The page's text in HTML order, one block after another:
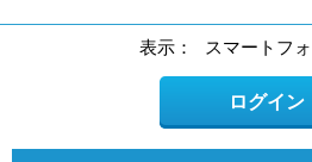
表示： スマートフ
ログイン